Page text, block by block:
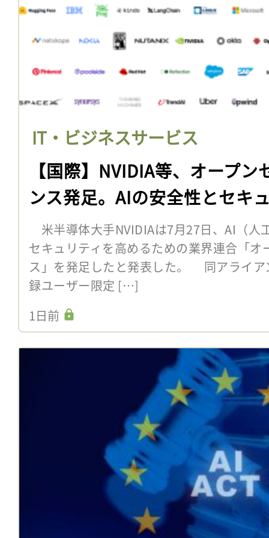
IT・ビジネスサービス
【国際】NVIDIA等、オープ
ンス発足。AIの安全性とセキ
米半導体大手NVIDIAは7月27日、AI（人
セキュリティを高めるための業界連合「オ
ス」を発足したと発表した。 同アライア
録ユーザー限定 […]
1日前